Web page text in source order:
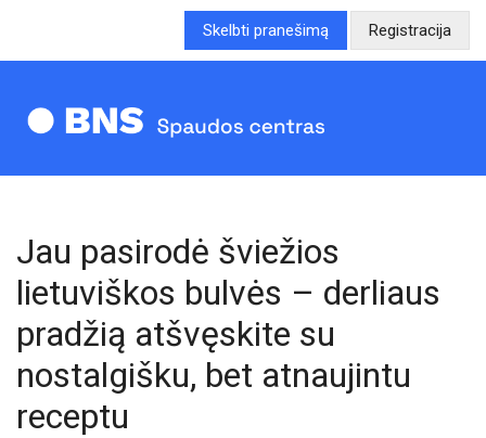
Skelbti pranešimą Registracija
Jau pasirodė šviežios
lietuviškos bulvės – derliaus
pradžią atšvęskite su
nostalgišku, bet atnaujintu
receptu